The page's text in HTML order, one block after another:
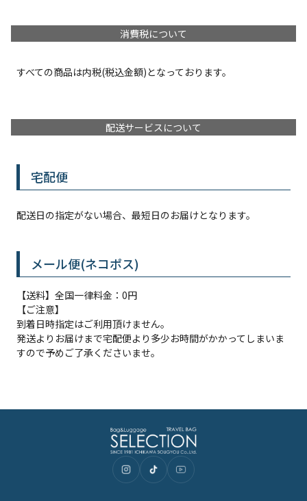
消費税について
すべての商品は内税(税込金額)となっております。
配送サービスについて
宅配便
配送日の指定がない場合、最短日のお届けとなります。
メール便(ネコポス)
【送料】全国一律料金：0円
【ご注意】
到着日時指定はご利用頂けません。
発送よりお届けまで宅配便より多少お時間がかかってしまいま
すので予めご了承くださいませ。